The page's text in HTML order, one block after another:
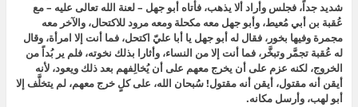
شديد جداً، فجلس وأراد ألا يذهب، فأتاه أبو جهل – لعنة الله تعالى عليه – مع
عُقبة بن أبي مُعيط، وأبو جهل معه مكحلة ومعه مرود للاكتحال، والآخر معه
مجمرة وفيها بخور، فقال له أبو جهل يا أبا عليّ اكتحل، فما أنت إلا امرأة، وقال
له عُقبة تجمَّر وتبخَّر، فما أنت إلا من النساء، وأثارا بذلك نخوته، فلم ير بُداً من
الخروج، لكنه عزم على أن يخرج معهم على أن يُخالِفهم بعد ذلك ويعود، لأنه
أيقن أنه مقتول، أيقن أنه مقتول! سُبحان الله، على كلٍ خرج معهم، لم يتخلَّف إلا
أبو لهب، وأرسل مكانه.